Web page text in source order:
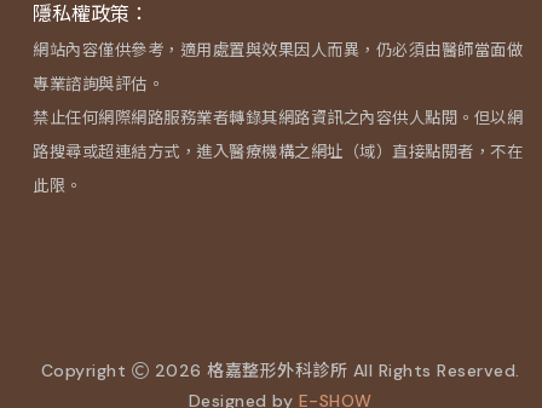
隱私權政策：
網站內容僅供參考，適用處置與效果因人而異，仍必須由醫師當面做
專業諮詢與評估。
禁止任何網際網路服務業者轉錄其網路資訊之內容供人點閱。但以網
路搜尋或超連結方式，進入醫療機構之網址（域）直接點閱者，不在
此限。
Copyright
2026 格嘉整形外科診所 All Rights Reserved.
Designed by E-SHOW